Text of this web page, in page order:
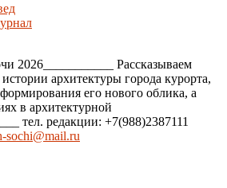
2026___________ Рассказываем
архитектуры города курорта,
его нового облика, а
в архитектурной
тел. редакции: +7(988)2387111
sochi@mail.ru